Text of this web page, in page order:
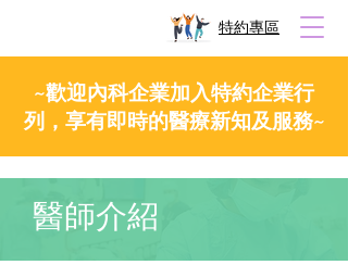
~歡迎內科企業加入特約企業行
列，享有即時的醫療新知及服務~
​特約專區
醫師介紹